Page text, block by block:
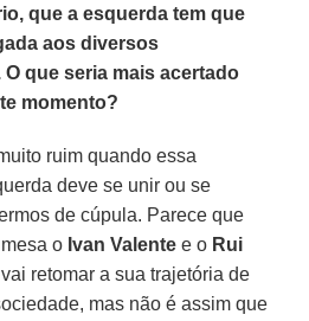
que a esquerda tem que
aos diversos
que seria mais acertado
momento?
ruim quando essa
deve se unir ou se
de cúpula. Parece que
o Ivan Valente e o Rui
vai retomar a sua trajetória de
mas não é assim que